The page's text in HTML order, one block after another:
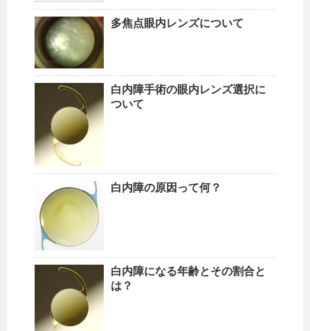
多焦点眼内レンズについて
白内障手術の眼内レンズ選択に
ついて
白内障の原因って何？
白内障になる年齢とその割合と
は？